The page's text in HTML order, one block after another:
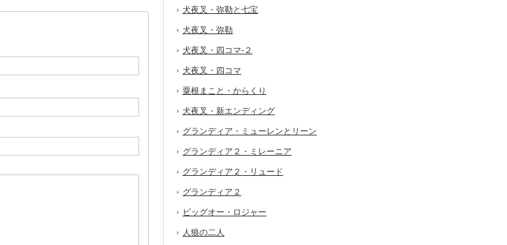
犬夜叉・弥勒と七宝
犬夜叉・弥勒
犬夜叉・四コマ-２
犬夜叉・四コマ
粟根まこと・からくり
犬夜叉・新エンディング
グランディア・ミューレンとリーン
グランディア２・ミレーニア
グランディア２・リュード
グランディア２
ビッグオー・ロジャー
人狼の二人